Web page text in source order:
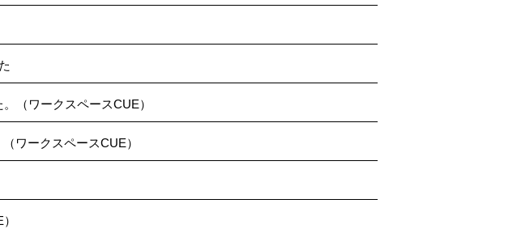
（ワークスペースCUE）
ワークスペースCUE）